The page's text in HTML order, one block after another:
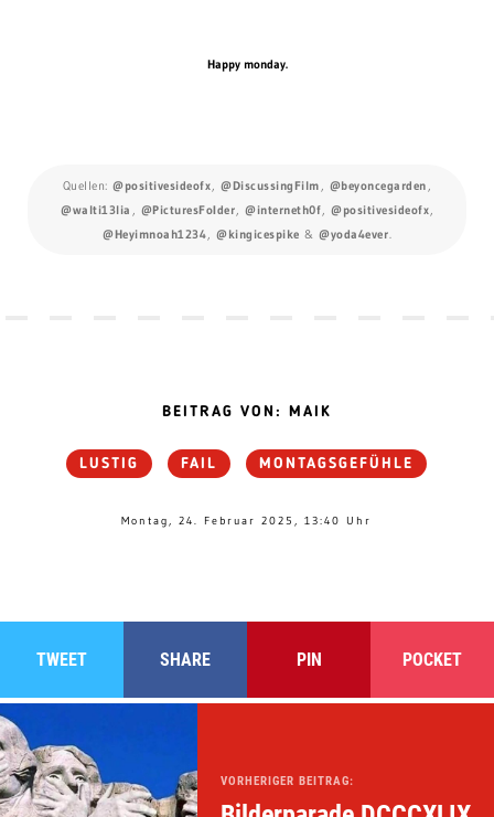
Happy monday.
Quellen: @positivesideofx, @DiscussingFilm , @beyoncegarden ,
@walti13lia , @PicturesFoIder, @interneth0f, @positivesideofx,
@Heyimnoah1234, @kingicespike & @yoda4ever.
BEITRAG VON: MAIK
LUSTIG FAIL MONTAGSGEFÜHLE
Montag, 24. Februar 2025, 13:40 Uhr
TWEET SHARE PIN POCKET
VORHERIGER BEITRAG: